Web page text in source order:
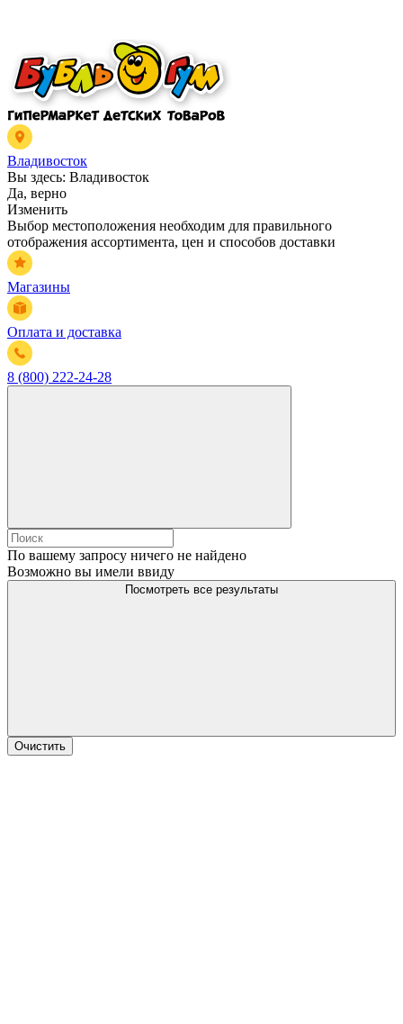
Владивосток
Вы здесь: Владивосток
Да, верно
Изменить
Выбор местоположения необходим для правильного
отображения ассортимента, цен и способов доставки
Магазины
Оплата и доставка
8 (800) 222-24-28
По вашему запросу ничего не найдено
Возможно вы имели ввиду
Посмотреть все результаты
Очистить